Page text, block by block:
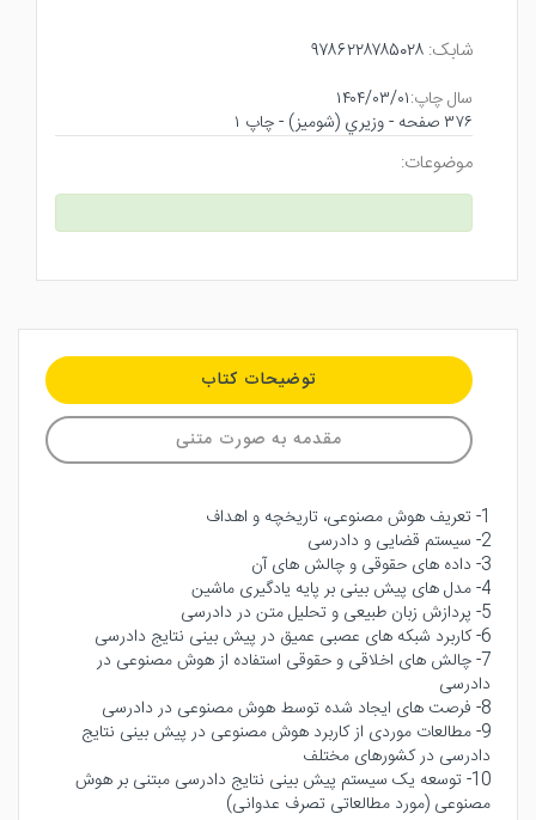
شابک: ۹۷۸۶۲۲۸۷۸۵۰۲۸
سال چاپ:۱۴۰۴/۰۳/۰۱
۳۷۶ صفحه - وزيري (شوميز) - چاپ ۱
موضوعات:
توضیحات کتاب
مقدمه به صورت متنی
1- تعریف هوش مصنوعی، تاریخچه و اهداف
2- سیستم قضایی و دادرسی
3- داده های حقوقی و چالش های آن
4- مدل های پیش بینی بر پایه یادگیری ماشین
5- پردازش زبان طبیعی و تحلیل متن در دادرسی
6- کاربرد شبکه های عصبی عمیق در پیش بینی نتایج دادرسی
7- چالش های اخلاقی و حقوقی استفاده از هوش مصنوعی در
دادرسی
8- فرصت های ایجاد شده توسط هوش مصنوعی در دادرسی
9- مطالعات موردی از کاربرد هوش مصنوعی در پیش بینی نتایج
دادرسی در کشورهای مختلف
10- توسعه یک سیستم پیش بینی نتایج دادرسی مبتنی بر هوش
مصنوعی (مورد مطالعاتی تصرف عدوانی)